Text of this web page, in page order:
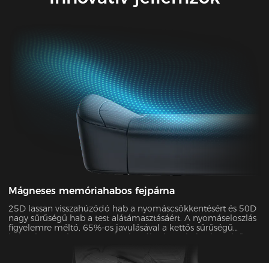
Mágneses memóriahabos fejpárna
25D lassan visszahúzódó hab a nyomáscsökkentésért és 50D
nagy sűrűségű hab a test alátámasztásáért. A nyomáseloszlás
figyelemre méltó, 65%-os javulásával a kettős sűrűségű
habunk egyenletesen osztja el a súlyt és oszlatja el a csípőre